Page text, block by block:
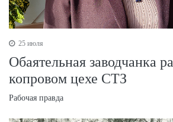
25 июля
Обаятельная заводчанка
копровом цехе СТЗ
Рабочая правда